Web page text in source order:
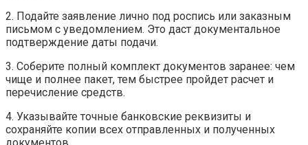
2. Подайте заявление лично под роспись или заказным
письмом с уведомлением. Это даст документальное
подтверждение даты подачи.
3. Соберите полный комплект документов заранее: чем
чище и полнее пакет, тем быстрее пройдет расчет и
перечисление средств.
4. Указывайте точные банковские реквизиты и
сохраняйте копии всех отправленных и полученных